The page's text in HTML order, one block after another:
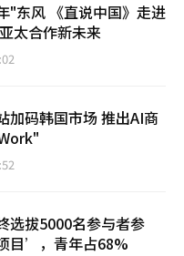
"东风 《直说中国》走进
太合作新未来
加码韩国市场 推出AI商
选拔5000名参与者参
目’，青年占68%